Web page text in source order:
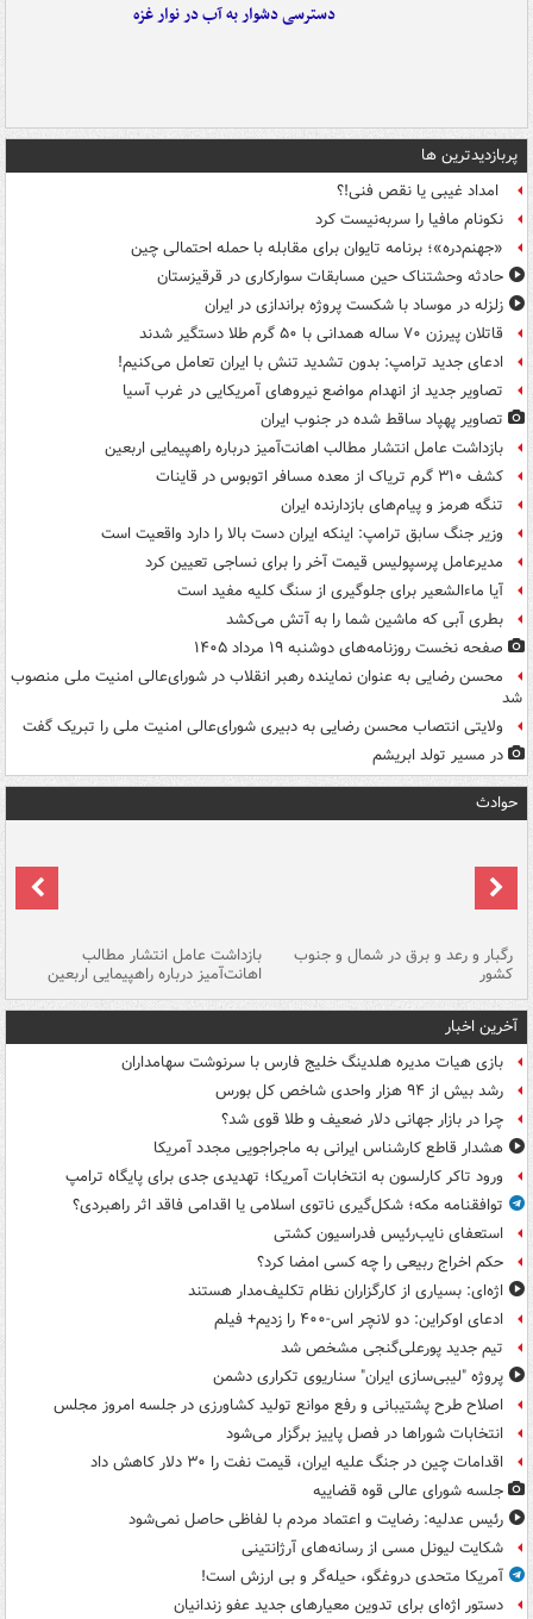
دسترسی دشوار به آب در نوار غزه
پربازدیدترین ها
امداد غیبی یا نقص فنی!؟
نکونام مافیا را سربه‌نیست کرد
«جهنم‌دره»؛ برنامه تایوان برای مقابله با حمله احتمالی چین
حادثه وحشتناک حین مسابقات سوارکاری در قرقیزستان
زلزله در موساد با شکست پروژه براندازی در ایران
قاتلان پیرزن ۷۰ ساله همدانی با ۵۰ گرم طلا دستگیر شدند
ادعای جدید ترامپ: بدون تشدید تنش با ایران تعامل می‌کنیم!
تصاویر جدید از انهدام مواضع نیروهای آمریکایی در غرب آسیا
تصاویر پهپاد ساقط شده در جنوب ایران
بازداشت عامل انتشار مطالب اهانت‌آمیز درباره راهپیمایی اربعین
کشف ۳۱۰ گرم تریاک از معده مسافر اتوبوس در قاینات
تنگه هرمز و پیام‌های بازدارنده ایران
وزیر جنگ سابق ترامپ: اینکه ایران دست بالا را دارد واقعیت است
مدیرعامل پرسپولیس قیمت آخر را برای نساجی تعیین کرد
آیا ماءالشعیر برای جلوگیری از سنگ کلیه مفید است
بطری آبی که ماشین شما را به آتش می‌کشد
صفحه نخست روزنامه‌های دوشنبه ۱۹ مرداد ۱۴۰۵
محسن رضایی به عنوان نماینده رهبر انقلاب در شورای‌عالی امنیت ملی منصوب
شد
ولایتی انتصاب محسن رضایی به دبیری شورای‌عالی امنیت ملی را تبریک گفت
در مسیر تولد ابریشم
حوادث
رگبار و رعد و برق در شمال و جنوب
کشور
بازداشت عامل انتشار مطالب
اهانت‌آمیز درباره راهپیمایی اربعین
آخرین اخبار
بازی هیات مدیره هلدینگ خلیج فارس با سرنوشت سهامداران
رشد بیش از ۹۴ هزار واحدی شاخص کل بورس
چرا در بازار جهانی دلار ضعیف و طلا قوی شد؟
هشدار قاطع کارشناس ایرانی به ماجراجویی مجدد آمریکا
ورود تاکر کارلسون به انتخابات آمریکا؛ تهدیدی جدی برای پایگاه ترامپ
توافقنامه مکه؛ شکل‌گیری ناتوی اسلامی یا اقدامی فاقد اثر راهبردی؟
استعفای نایب‌رئیس فدراسیون کشتی
حکم اخراج ربیعی را چه کسی امضا کرد؟
اژه‌ای: بسیاری از کارگزاران نظام تکلیف‌مدار هستند
ادعای اوکراین: دو لانچر اس-۴۰۰ را زدیم+ فیلم
تیم جدید پورعلی‌گنجی مشخص شد
پروژه "لیبی‌سازی ایران" سناریوی تکراری دشمن
اصلاح طرح پشتیبانی و رفع موانع تولید کشاورزی در جلسه امروز مجلس
انتخابات شوراها در فصل پاییز برگزار می‌شود
اقدامات چین در جنگ علیه ایران، قیمت نفت را ۳۰ دلار کاهش داد
جلسه شورای عالی قوه قضاییه
رئیس عدلیه: رضایت و اعتماد مردم با لفاظی حاصل نمی‌شود
شکایت لیونل مسی از رسانه‌های آرژانتینی
آمریکا متحدی دروغگو، حیله‌گر و بی ارزش است!
دستور اژه‌ای برای تدوین معیارهای جدید عفو زندانیان